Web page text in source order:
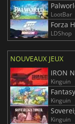
LootBar
Forza
LDShop
NOUVEAUX JEUX
IRON
Kinguin
Kinguin
Kinguin